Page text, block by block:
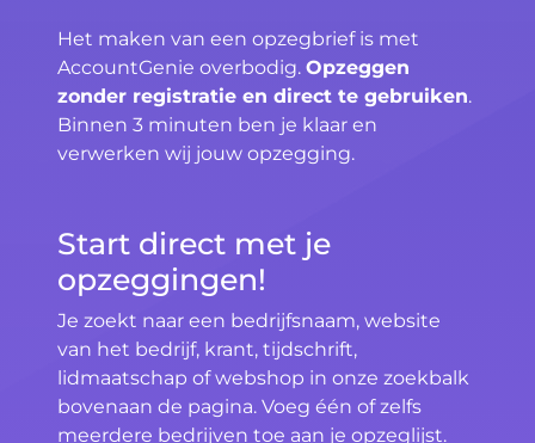
Het maken van een opzegbrief is met
AccountGenie overbodig. Opzeggen
zonder registratie en direct te gebruiken.
Binnen 3 minuten ben je klaar en
verwerken wij jouw opzegging.
Start direct met je
opzeggingen!
Je zoekt naar een bedrijfsnaam, website
van het bedrijf, krant, tijdschrift,
lidmaatschap of webshop in onze zoekbalk
bovenaan de pagina. Voeg één of zelfs
meerdere bedrijven toe aan je opzeglijst.